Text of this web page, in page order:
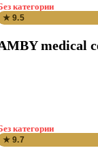
категории
★ 9.5
medical
категории
★ 9.7